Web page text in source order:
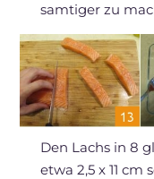
samtiger zu
Den Lachs in 8
etwa 2,5 x 11 cm